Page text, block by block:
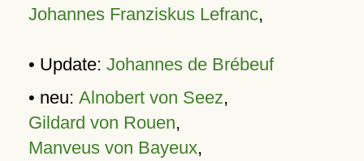
Johannes Franziskus Lefranc,
• Update: Johannes de Brébeuf
• neu: Alnobert von Seez,
Gildard von Rouen,
Manveus von Bayeux,